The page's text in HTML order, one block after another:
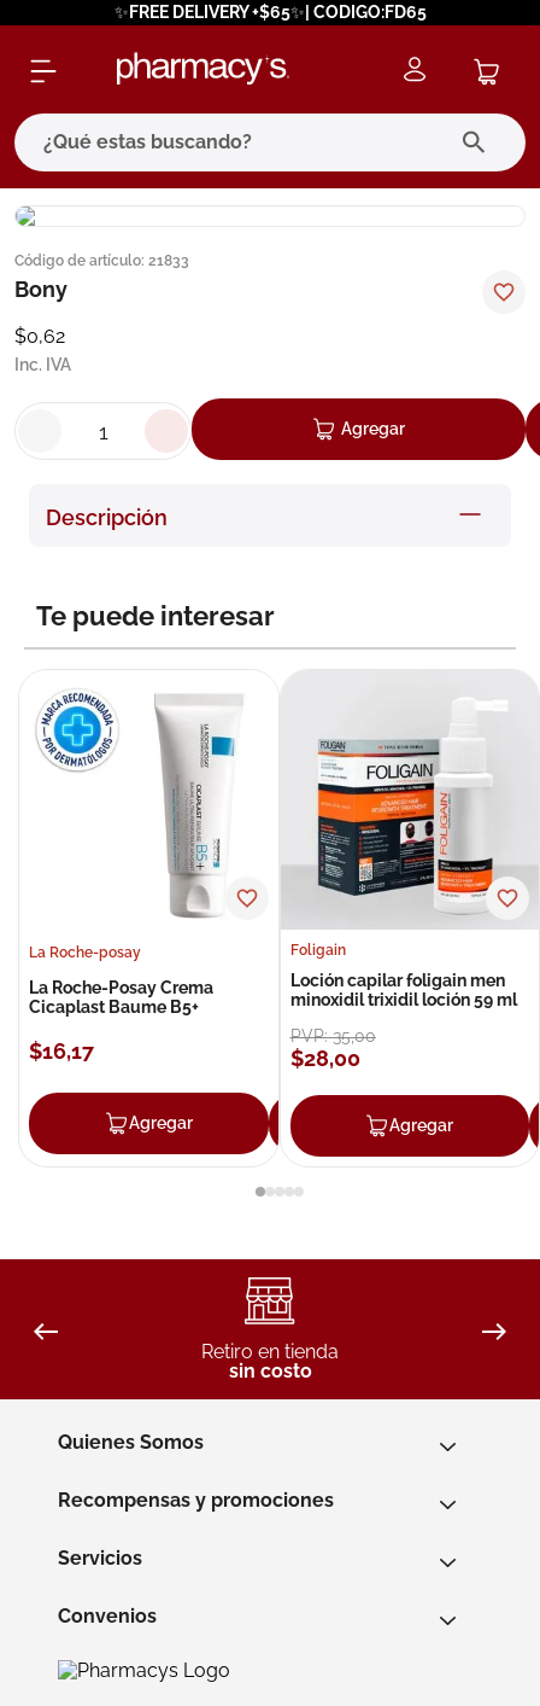
✨FREE DELIVERY +$65✨| CODIGO:FD65
¿Qué estas buscando?
Código de artículo: 21833
Bony
$0,62
Inc. IVA
Agregar
Descripción
Te puede interesar
La Roche-posay
La Roche-Posay Crema
Cicaplast Baume B5+
$16,17
Agregar Agregar
Foligain
Loción capilar foligain men
minoxidil trixidil loción 59 ml
PVP:35,00
$28,00
Agregar
Retiro en tienda
sin costo
Quienes Somos
Recompensas y promociones
Servicios
Convenios
términos más buscados
1. eucerin
2
cerave
7. megacistin
10.neumoflux